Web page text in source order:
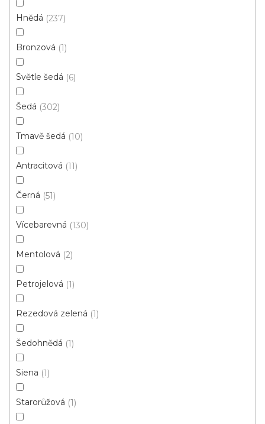
Hnědá 237
Bronzová 1
Světle šedá 6
Šedá 302
Tmavě šedá 10
Antracitová 11
Černá 51
Vícebarevná 130
Mentolová 2
Petrojelová 1
Rezedová zelená 1
Šedohnědá 1
Siena 1
Starorůžová 1
189 Kč/ m2
4 m
Koberec metráž RAMBO /tex 60
Skladem externě, odesíláme do 2-3 dnů